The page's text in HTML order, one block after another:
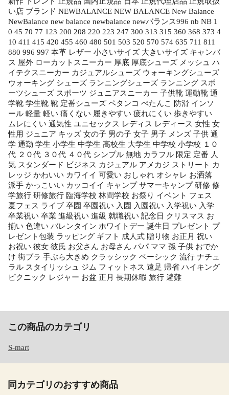
い店 ブランド NEWBALANCE NEW BALANCE New Balance
NewBalance new balance newbalance newバランス996 nb NB 1
0 45 70 77 123 200 208 220 223 247 300 313 315 360 368 373 4
10 411 415 420 455 460 480 501 503 520 570 574 635 711 811
880 996 997 本革 レザー 小さいサイズ 大きいサイズ キャンバ
ス 屋外 ローカットスニーカー 厚底 厚底シューズ メッシュ ハ
イテクスニーカー カジュアルシューズ ウォーキングシューズ
ウォーキング シューズ ランニングシューズ ランニング スポ
ーツシューズ スポーツ ジュニアスニーカー 子供靴 運動靴 通
学靴 学生靴 靴 定番シューズ ペタンコ ぺたんこ 防滑 インソ
ール 軽量 軽い 痛くない 履きやすい 疲れにくい 歩きやすい
ムレにくい 通気性 ユニセックス レディス レディース 女性 女
性用 ジュニア キッズ 女の子 男の子 女子 男子 メンズ 子供 通
学 通勤 学生 小学生 中学生 高校生 大学生 中学校 小学校 １０
代 ２０代 ３０代 ４０代 シンプル 無地 カラフル 限定 定番 人
気 スタンダード ビジネス カジュアル アメカジ ストリート カ
レッジ かわいい カワイイ 可愛い おしゃれ オシャレ お洒落
派手 かっこいい カッコイイ キャンプ サマーキャンプ 研修 修
学旅行 研修旅行 臨海学校 林間学校 お祭り イベント フェス
夏フェス ライブ 卒園 卒園祝い 入園 入園祝い 入学祝い 入学
卒業祝い 卒業 進級祝い 進級 就職祝い 記念日 クリスマス お
揃い 色違い バレンタイン ホワイトデー 誕生日 プレゼント プ
レゼント包装 ラッピング ギフト 成人式 贈り物 お正月 祝い
お祝い 彼女 彼氏 お父さん お母さん パパ ママ 孫 子供 おでか
け 街ブラ 手ぶら大きめ クラッシック ベーシック 流行 ナチュ
ラル スタイリッシュ ジム フィットネス 遠足 帰省 ハイキング
ピクニック レジャー お盆 正月 長期休暇 旅行 避難
この商品のカテゴリ
S-mart
同カテゴリのおすすめ商品